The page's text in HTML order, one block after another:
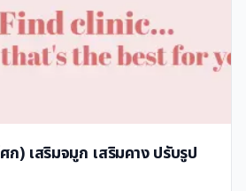
) เสริมจมูก เสริมคาง ปรับรูป